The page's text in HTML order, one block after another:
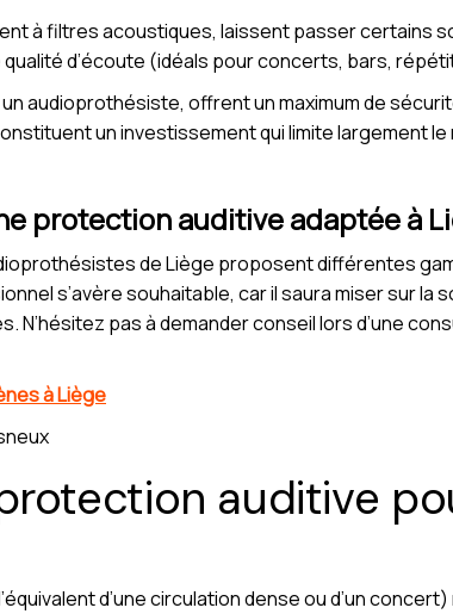
à filtres acoustiques, laissent passer certains
d’écoute (idéals pour concerts, bars,
audioprothésiste, offrent un maximum de
un investissement qui limite largement le
protection auditive adaptée à
de Liège proposent différentes
s’avère souhaitable, car il saura miser sur la
pas à demander conseil lors d’une
à Liège
auditive
d’une circulation dense ou d’un